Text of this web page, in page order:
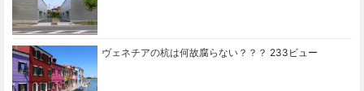
ヴェネチアの杭は何故腐らない？？？ 233ビュー